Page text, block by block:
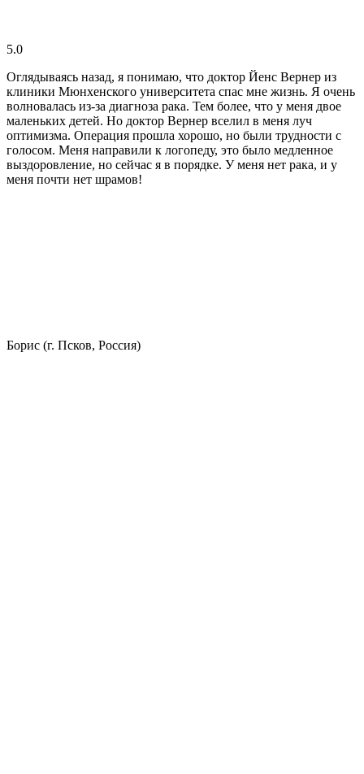
5.0
Оглядываясь назад, я понимаю, что доктор Йенс Вернер из
клиники Мюнхенского университета спас мне жизнь. Я очень
волновалась из-за диагноза рака. Тем более, что у меня двое
маленьких детей. Но доктор Вернер вселил в меня луч
оптимизма. Операция прошла хорошо, но были трудности с
голосом. Меня направили к логопеду, это было медленное
выздоровление, но сейчас я в порядке. У меня нет рака, и у
меня почти нет шрамов!
Борис (г. Псков, Россия)